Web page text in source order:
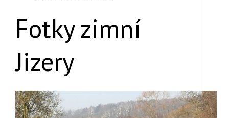
Fotky zimní
Jizery